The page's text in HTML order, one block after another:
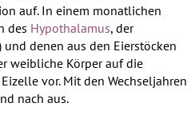
auf. In einem monatlichen
des Hypothalamus, der
denen aus den Eierstöcken
weibliche Körper auf die
vor. Mit den Wechseljahren
nach aus.